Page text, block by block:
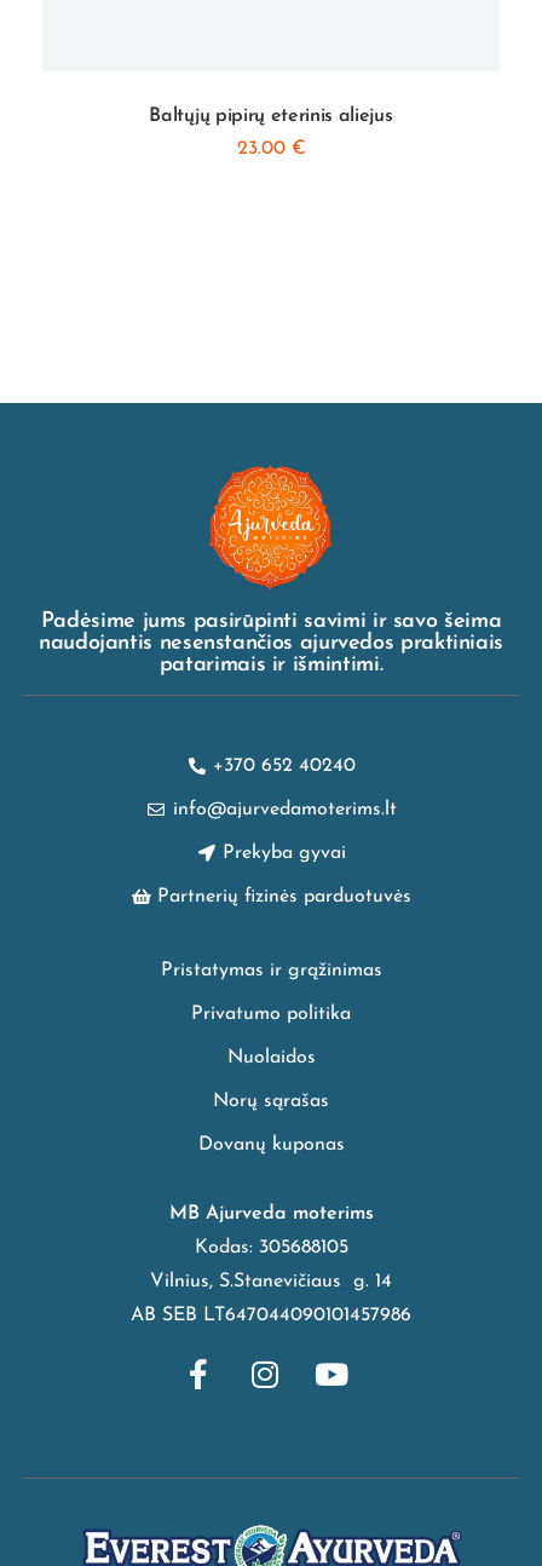
Baltųjų pipirų eterinis aliejus
23.00 €
Padėsime jums pasirūpinti savimi ir savo šeima
naudojantis nesenstančios ajurvedos praktiniais
patarimais ir išmintimi.
+370 652 40240
info@ajurvedamoterims.lt
Prekyba gyvai
Partnerių fizinės parduotuvės
Pristatymas ir grąžinimas
Privatumo politika
Nuolaidos
Norų sąrašas
Dovanų kuponas
MB Ajurveda moterims
Kodas: 305688105
Vilnius, S.Stanevičiaus g. 14
AB SEB LT647044090101457986